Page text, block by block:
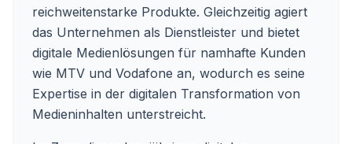
reichweitenstarke Produkte. Gleichzeitig agiert
das Unternehmen als Dienstleister und bietet
digitale Medienlösungen für namhafte Kunden
wie MTV und Vodafone an, wodurch es seine
Expertise in der digitalen Transformation von
Medieninhalten unterstreicht.